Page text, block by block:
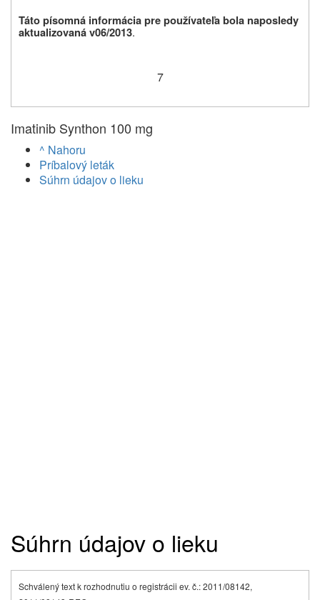
Táto písomná informácia pre používateľa bola naposledy
aktualizovaná v06/2013.
7
Imatinib Synthon 100 mg
^ Nahoru
Príbalový leták
Súhrn údajov o lieku
Súhrn údajov o lieku
Schválený text k rozhodnutiu o registrácii ev. č.: 2011/08142,